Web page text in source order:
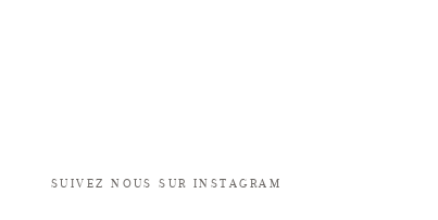
SUIVEZ NOUS SUR INSTAGRAM